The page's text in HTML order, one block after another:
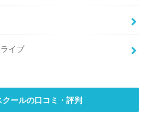
イブ
ールの口コミ・評判